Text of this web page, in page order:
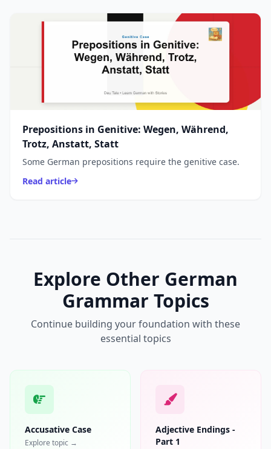
Prepositions in Genitive: Wegen, Während,
Trotz, Anstatt, Statt
Some German prepositions require the genitive case.
Read article
Explore Other German
Grammar Topics
Continue building your foundation with these
essential topics
Accusative Case
Explore topic →
Adjective Endings -
Part 1